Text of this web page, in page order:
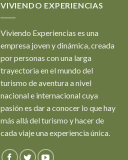
VIVIENDO EXPERIENCIAS
Viviendo Experiencias es una
empresa joven y dinámica, creada
por personas con una larga
trayectoria en el mundo del
turismo de aventura a nivel
nacional e internacional cuya
pasión es dar a conocer lo que hay
más allá del turismo y hacer de
cada viaje una experiencia única.